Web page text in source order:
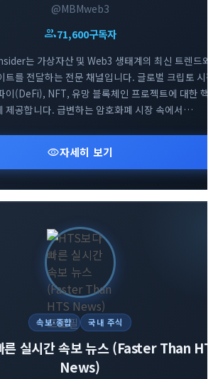
@MBMweb3
group71,600구독자
는 가상자산 및 Web3 생태계의 최신 트렌드와
트를 전달하는 전문 채널입니다. 글로벌 크립토 시장
이(DeFi), NFT, 유망 블록체인 프로젝트에 대한 핵심
제공합니다. 급변하는 암호화폐 시장 속에서
다. Web3 흐름을 가장 빠르게 파악하고 성공적인
고 싶다면 MBM 채널과 함께하세요.
visibility자세히 보기
속보·종합 국내 주식
른 실시간 속보 뉴스 (Faster Than
News)